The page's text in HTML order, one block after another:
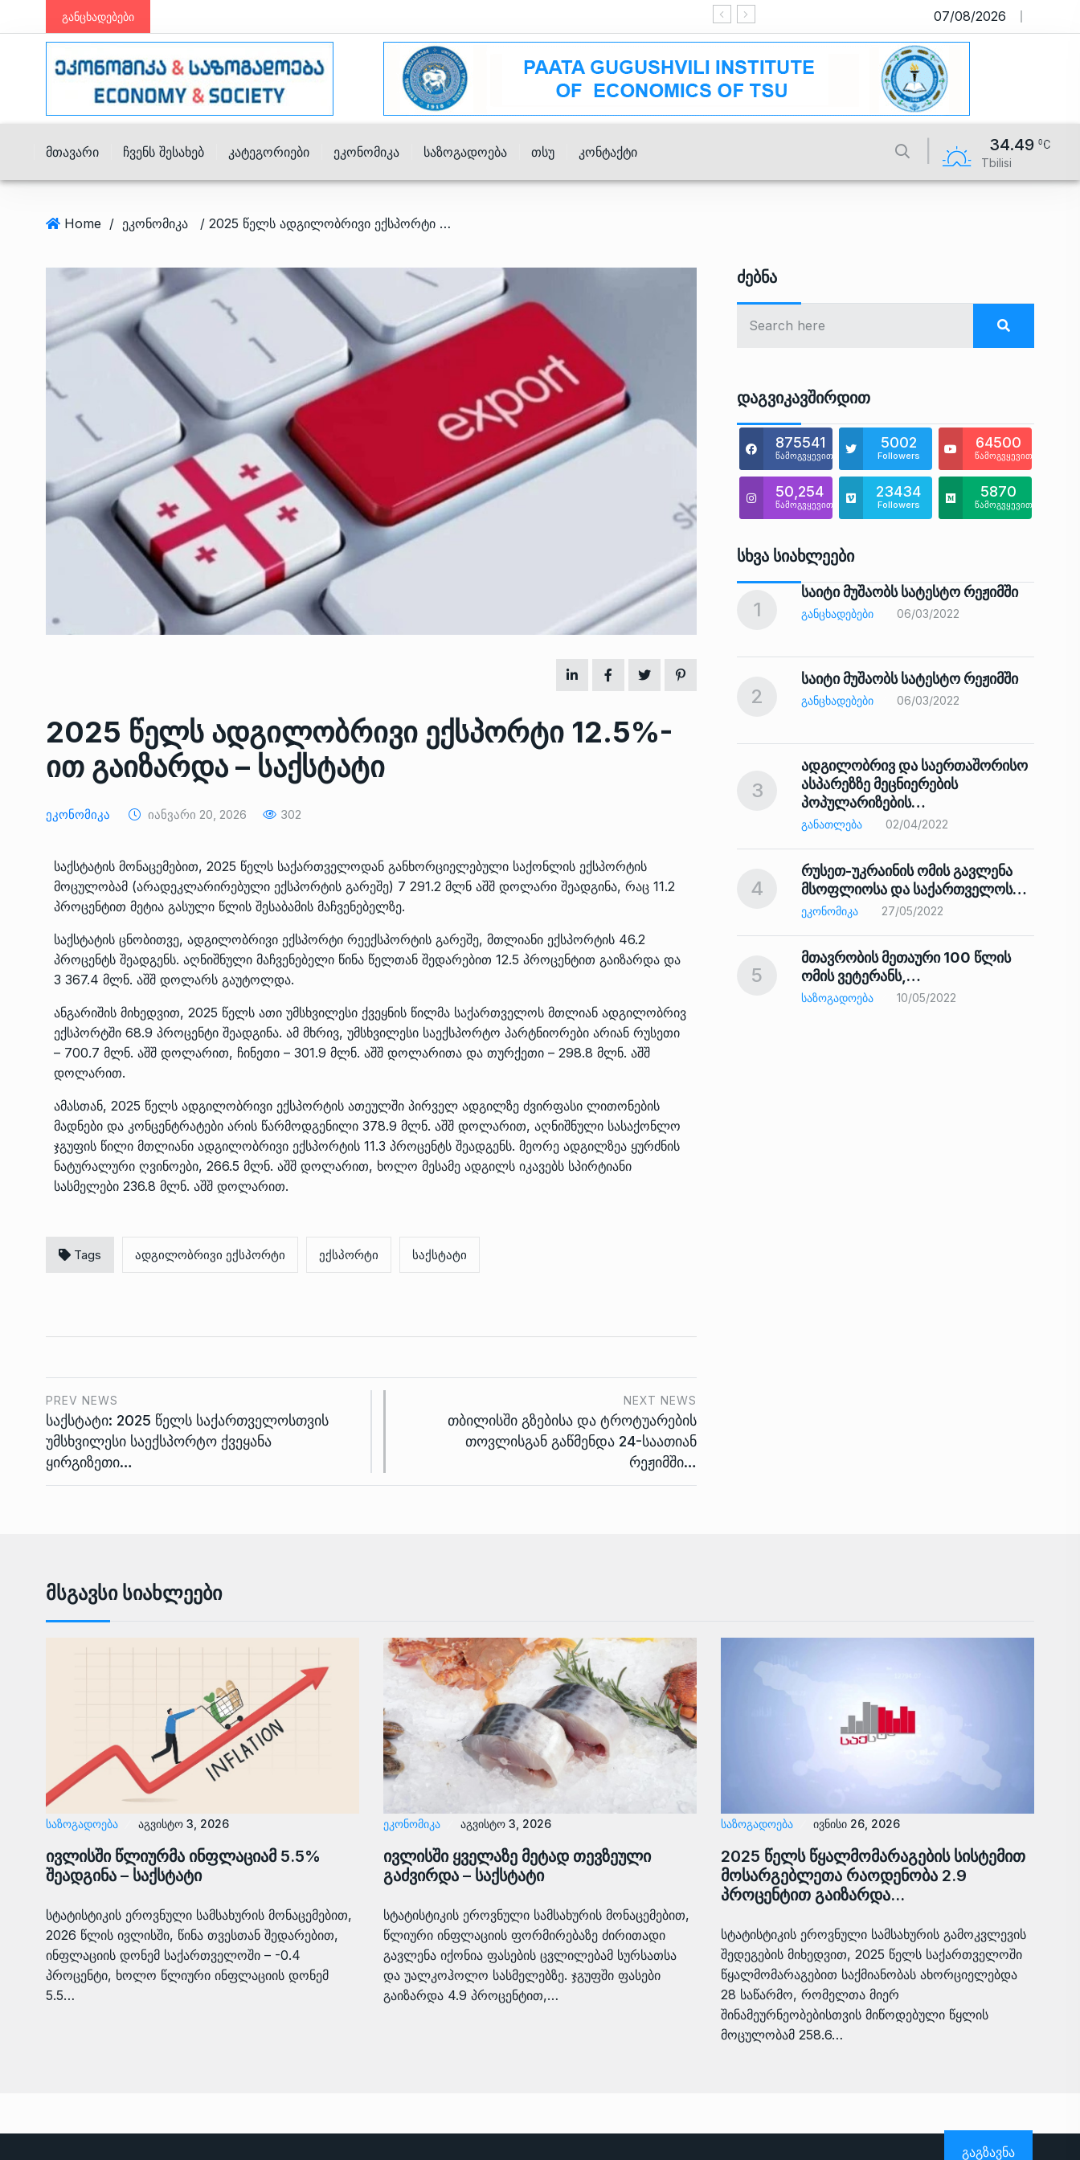
განცხადებები საიტი მუშაობს სატესტო რეჟიმში
07/08/2026
Მთავარი Ჩვენს Შესახებ Კატეგორიები Ეკონომიკა Საზოგადოება Თსუ Კონტაქტი 34.49
Tbilisi
Home / ეკონომიკა / 2025 წელს ადგილობრივი ექსპორტი 12.5%-ით გაიზარდა – საქსტატი
2025 წელს ადგილობრივი ექსპორტი 12.5%-
ით გაიზარდა – საქსტატი
Ეკონომიკა Იანვარი 20, 2026 302
საქსტატის მონაცემებით, 2025 წელს საქართველოდან განხორციელებული საქონლის ექსპორტის
მოცულობამ (არადეკლარირებული ექსპორტის გარეშე) 7 291.2 მლნ აშშ დოლარი შეადგინა, რაც 11.2
პროცენტით მეტია გასული წლის შესაბამის მაჩვენებელზე.
საქსტატის ცნობითვე, ადგილობრივი ექსპორტი რეექსპორტის გარეშე, მთლიანი ექსპორტის 46.2
პროცენტს შეადგენს. აღნიშნული მაჩვენებელი წინა წელთან შედარებით 12.5 პროცენტით გაიზარდა და
3 367.4 მლნ. აშშ დოლარს გაუტოლდა.
ანგარიშის მიხედვით, 2025 წელს ათი უმსხვილესი ქვეყნის წილმა საქართველოს მთლიან ადგილობრივ
ექსპორტში 68.9 პროცენტი შეადგინა. ამ მხრივ, უმსხვილესი საექსპორტო პარტნიორები არიან რუსეთი
– 700.7 მლნ. აშშ დოლარით, ჩინეთი – 301.9 მლნ. აშშ დოლარითა და თურქეთი – 298.8 მლნ. აშშ
დოლარით.
ამასთან, 2025 წელს ადგილობრივი ექსპორტის ათეულში პირველ ადგილზე ძვირფასი ლითონების
მადნები და კონცენტრატები არის წარმოდგენილი 378.9 მლნ. აშშ დოლარით, აღნიშნული სასაქონლო
ჯგუფის წილი მთლიანი ადგილობრივი ექსპორტის 11.3 პროცენტს შეადგენს. მეორე ადგილზეა ყურძნის
ნატურალური ღვინოები, 266.5 მლნ. აშშ დოლარით, ხოლო მესამე ადგილს იკავებს სპირტიანი
სასმელები 236.8 მლნ. აშშ დოლარით.
Tags ადგილობრივი ექსპორტი ექსპორტი საქსტატი
PREV NEWS
საქსტატი: 2025 წელს საქართველოსთვის
უმსხვილესი საექსპორტო ქვეყანა
ყირგიზეთი…
NEXT NEWS
თბილისში გზებისა და ტროტუარების
თოვლისგან გაწმენდა 24-საათიან
რეჟიმში…
Ძებნა
Დაგვიკავშირდით
875541
წამოგვყევით
5002
Followers
64500
წამოგვყევით
50,254
წამოგვყევით
23434
Followers
5870
წამოგვყევით
Სხვა Სიახლეები
6
ოთარ შამუგია ბაქოში გამართულ
მინისტერიალზე სიტყვით…
ᲔᲙᲝᲜᲝᲛᲘᲙᲐ 10/05/2022
ᲔᲙᲝᲜᲝᲛᲘᲙᲐ 10/05/2022
8
საქართველოს რკინიგზის
დერეფნის…
9
თბილისის ზაქარია ფალიაშვილის
სახელობის ოპერისა და
ᲙᲣᲚᲢᲣᲠᲐ 13/05/2022
10
სახელობის ოპერისა და
ბალეტის…
ᲙᲣᲚᲢᲣᲠᲐ 13/05/2022
ზურაბ აზარაშვილი:
„სოციალურად დაუცველთა
დასაქმების პროგრამაში,…
12 ᲠᲔᲒᲘᲝᲜᲔᲑᲘ 13/05/2022
14
პრემიერ-მინისტრი ირაკლი
ღარიბაშვილი ოზურგეთის
15
რეაბილიტირებული ოზურგეთის…
ᲒᲐᲜᲐᲗᲚᲔᲑᲐ 15/05/2022
1
საიტი მუშაობს სატესტო რეჟიმში
ᲒᲐᲜᲪᲮᲐᲓᲔᲑᲔᲑᲘ 06/03/2022
2
საიტი მუშაობს სატესტო რეჟიმში
ᲒᲐᲜᲪᲮᲐᲓᲔᲑᲔᲑᲘ 06/03/2022
3
ადგილობრივ და საერთაშორისო
ასპარეზზე მეცნიერების
პოპულარიზების…
ᲒᲐᲜᲐᲗᲚᲔᲑᲐ 02/04/2022
4
რუსეთ-უკრაინის ომის გავლენა
მსოფლიოსა და საქართველოს…
ᲔᲙᲝᲜᲝᲛᲘᲙᲐ 27/05/2022
5
მთავრობის მეთაური 100 წლის
ომის ვეტერანს,…
ᲡᲐᲖᲝᲒᲐᲓᲝᲔᲑᲐ 10/05/2022
Მსგავსი Სიახლეები
ᲡᲐᲖᲝᲒᲐᲓᲝᲔᲑᲐ აგვისტო 3, 2026
ივლისში წლიურმა ინფლაციამ 5.5%
შეადგინა – საქსტატი
სტატისტიკის ეროვნული სამსახურის მონაცემებით,
2026 წლის ივლისში, წინა თვესთან შედარებით,
ინფლაციის დონემ საქართველოში – -0.4
პროცენტი, ხოლო წლიური ინფლაციის დონემ
5.5…
ᲔᲙᲝᲜᲝᲛᲘᲙᲐ აგვისტო 3, 2026
ივლისში ყველაზე მეტად თევზეული
გაძვირდა – საქსტატი
სტატისტიკის ეროვნული სამსახურის მონაცემებით,
წლიური ინფლაციის ფორმირებაზე ძირითადი
გავლენა იქონია ფასების ცვლილებამ სურსათსა
და უალკოჰოლო სასმელებზე. ჯგუფში ფასები
გაიზარდა 4.9 პროცენტით,…
ᲡᲐᲖᲝᲒᲐᲓᲝᲔᲑᲐ ივნისი 26, 2026
2025 წელს წყალმომარაგების სისტემით
მოსარგებლეთა რაოდენობა 2.9
პროცენტით გაიზარდა…
სტატისტიკის ეროვნული სამსახურის გამოკვლევის
შედეგების მიხედვით, 2025 წელს საქართველოში
წყალმომარაგებით საქმიანობას ახორციელებდა
28 საწარმო, რომელთა მიერ
შინამეურნეობებისთვის მიწოდებული წყლის
მოცულობამ 258.6…
ᲒᲐᲒᲖᲐᲕᲜᲐ